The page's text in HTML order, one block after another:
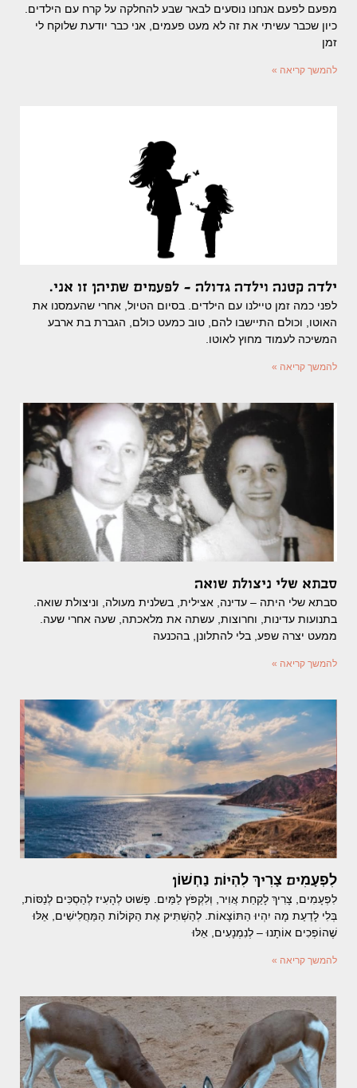
מפעם לפעם אנחנו נוסעים לבאר שבע להחלקה על קרח עם הילדים.
כיון שכבר עשיתי את זה לא מעט פעמים, אני כבר יודעת שלוקח לי
זמן
להמשך קריאה »
ילדה קטנה וילדה גדולה – לפעמים שתיהן זו אני.
לפני כמה זמן טיילנו עם הילדים. בסיום הטיול, אחרי שהעמסנו את
האוטו, וכולם התיישבו להם, טוב כמעט כולם, הגברת בת ארבע
המשיכה לעמוד מחוץ לאוטו.
להמשך קריאה »
סבתא שלי ניצולת שואה
סבתא שלי היתה – עדינה, אצילית, בשלנית מעולה, וניצולת שואה.
בתנועות עדינות, וחרוצות, עשתה את מלאכתה, שעה אחרי שעה.
ממעט יצרה שפע, בלי להתלונן, בהכנעה
להמשך קריאה »
לִפְעָמִים צָרִיךְ לִהְיוֹת נַחְשׁוֹן
לִפְעָמִים, צָרִיךְ לָקַחַת אֲוִיר, וְלִקְפֹּץ לַמַּיִם. פָּשׁוּט לְהָעִיז לְהַסְכִּים לְנַסּוֹת,
בְּלִי לָדַעַת מָה יִהְיוּ הַתּוֹצָאוֹת. לְהַשְׁתִּיק אֶת הַקּוֹלוֹת הַמַּחֲלִישִׁים, אֵלּוּ
שֶׁהוֹפְכִים אוֹתָנוּ – לְנִמְנָעִים, אֵלּוּ
להמשך קריאה »